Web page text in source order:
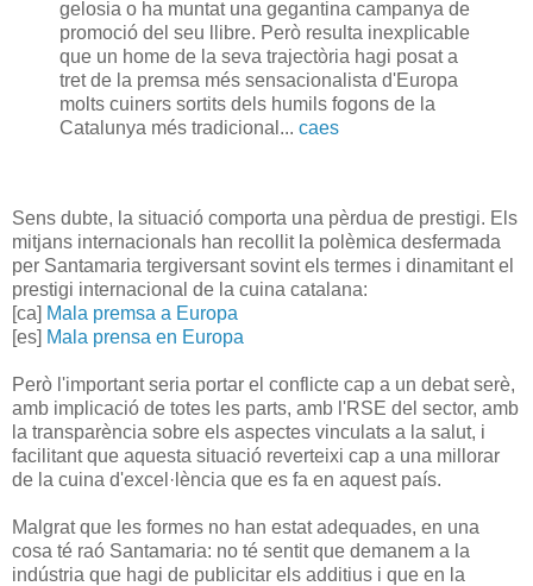
gelosia o ha muntat una gegantina campanya de
promoció del seu llibre. Però resulta inexplicable
que un home de la seva trajectòria hagi posat a
tret de la premsa més sensacionalista d'Europa
molts cuiners sortits dels humils fogons de la
Catalunya més tradicional... caes
Sens dubte, la situació comporta una pèrdua de prestigi. Els
mitjans internacionals han recollit la polèmica desfermada
per Santamaria tergiversant sovint els termes i dinamitant el
prestigi internacional de la cuina catalana:
[ca] Mala premsa a Europa
[es] Mala prensa en Europa
Però l'important seria portar el conflicte cap a un debat serè,
amb implicació de totes les parts, amb l'RSE del sector, amb
la transparència sobre els aspectes vinculats a la salut, i
facilitant que aquesta situació reverteixi cap a una millorar
de la cuina d'excel·lència que es fa en aquest país.
Malgrat que les formes no han estat adequades, en una
cosa té raó Santamaria: no té sentit que demanem a la
indústria que hagi de publicitar els additius i que en la